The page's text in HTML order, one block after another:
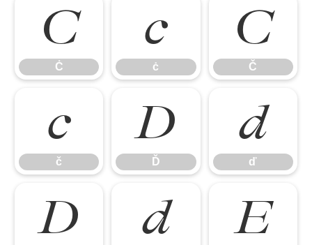
Ċ
Ċ
ċ
ċ
Č
Č
č
č
Ď
Ď
ď
ď
Đ đ Ē